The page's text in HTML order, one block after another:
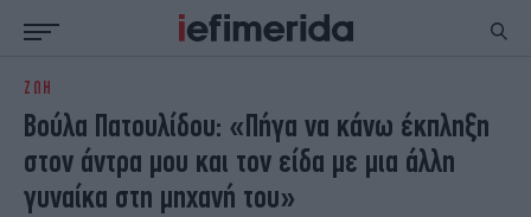
ΕΙΔΗΣΕΙΣ
NON PAPER
ΕΛΛΑΔΑ
ΟΙΚΟΝΟΜΙΑ
ΚΟΣΜΟΣ
ΠΟΛΙΤΙΣΜΟΣ
ΖΩΗ
Βούλα Πατουλίδου: «Πήγα να κάνω έκπληξη
στον άντρα μου και τον είδα με μια άλλη
γυναίκα στη μηχανή του»